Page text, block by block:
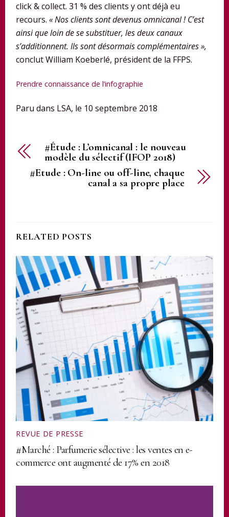
click & collect. 31 % des clients y ont déjà eu
recours. « Nos clients sont devenus omnicanal ! C’est
ainsi que loin de se substituer, les deux canaux
s’additionnent. Ils sont désormais complémentaires »,
conclut William Koeberlé, président de la FFPS.
Prendre connaissance de l’infographie
Paru dans LSA, le 10 septembre 2018
#Étude : L’omnicanal : le nouveau
modèle du sélectif (IFOP 2018)
#Etude : On-line ou off-line, chaque
canal a sa propre place
RELATED POSTS
REVUE DE PRESSE
#Marché : Parfumerie sélective : les ventes en e-
commerce ont augmenté de 17% en 2018